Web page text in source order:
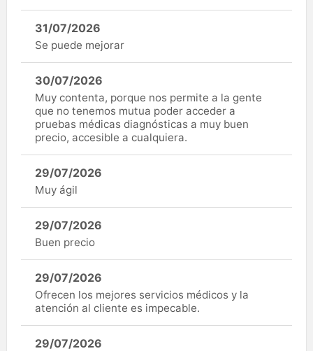
31/07/2026
Se puede mejorar
30/07/2026
Muy contenta, porque nos permite a la gente
que no tenemos mutua poder acceder a
pruebas médicas diagnósticas a muy buen
precio, accesible a cualquiera.
29/07/2026
Muy ágil
29/07/2026
Buen precio
29/07/2026
Ofrecen los mejores servicios médicos y la
atención al cliente es impecable.
29/07/2026